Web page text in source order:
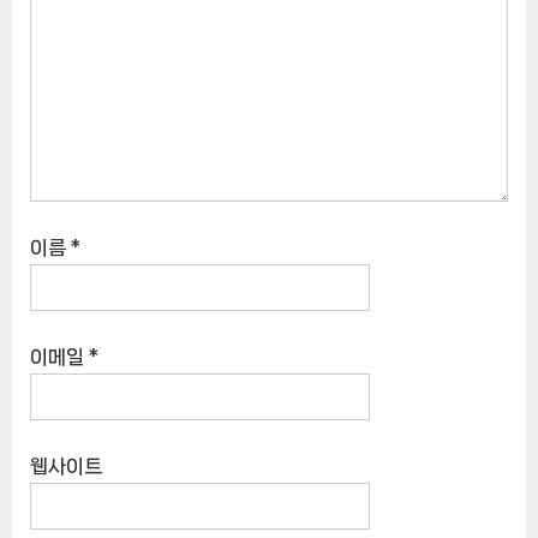
이름 *
이메일 *
웹사이트